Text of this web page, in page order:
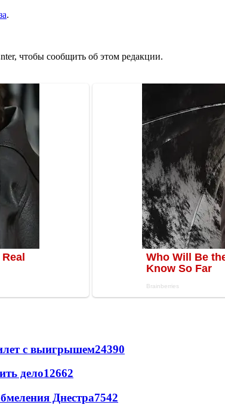
.
чтобы сообщить об этом редакции.
с выигрышем24390
дело12662
Днестра7542